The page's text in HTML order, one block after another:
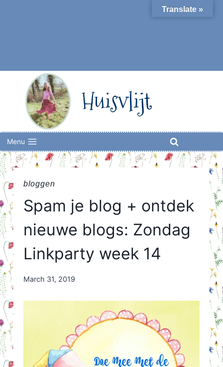
Huisvlijt
Menu
bloggen
Spam je blog + ontdek
nieuwe blogs: Zondag
Linkparty week 14
By
Orriëns
March 31, 2019
Translate »